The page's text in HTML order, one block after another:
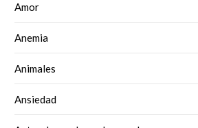
Amor
Anemia
Animales
Ansiedad